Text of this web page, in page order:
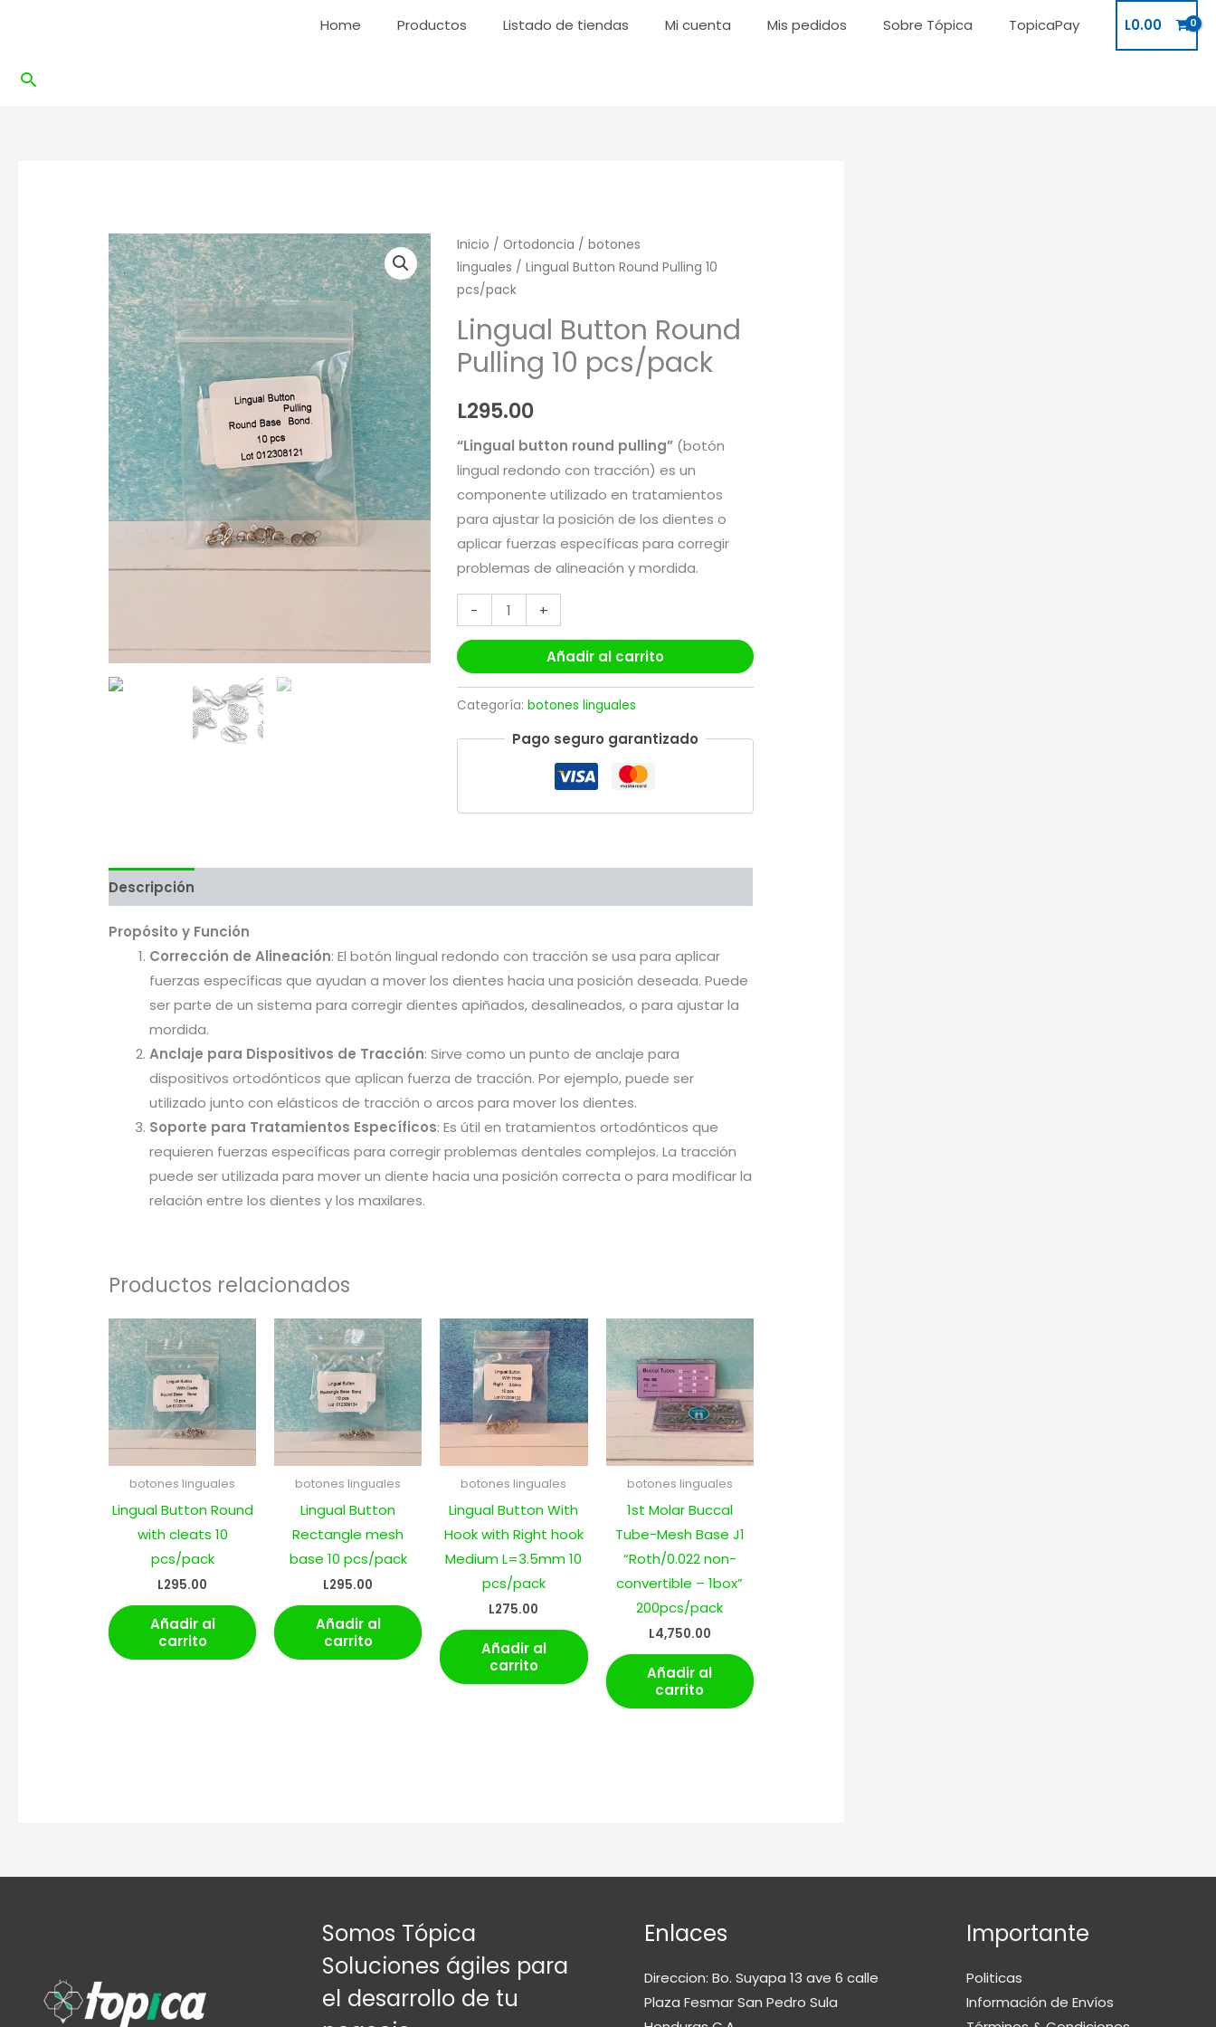
Home Productos Listado de tiendas Mi cuenta Mis pedidos Sobre Tópica TopicaPay L0.00
Buscar
Inicio / Ortodoncia / botones
linguales / Lingual Button Round Pulling 10
pcs/pack
Lingual Button Round
Pulling 10 pcs/pack
L295.00
“Lingual button round pulling”(botón
lingual redondo con tracción) es un
componente utilizado en tratamientos
para ajustar la posición de los dientes o
aplicar fuerzas específicas para corregir
problemas de alineación y mordida.
-
Lingual
Button
Round
Pulling
10
pcs/pack
+
Añadir al carrito
Categoría: botones linguales
Pago seguro garantizado
Descripción
Propósito y Función
Corrección de Alineación: El botón lingual redondo con tracción se usa para aplicar
fuerzas específicas que ayudan a mover los dientes hacia una posición deseada. Puede
ser parte de un sistema para corregir dientes apiñados, desalineados, o para ajustar la
mordida.
Anclaje para Dispositivos de Tracción: Sirve como un punto de anclaje para
dispositivos ortodónticos que aplican fuerza de tracción. Por ejemplo, puede ser
utilizado junto con elásticos de tracción o arcos para mover los dientes.
Soporte para Tratamientos Específicos: Es útil en tratamientos ortodónticos que
requieren fuerzas específicas para corregir problemas dentales complejos. La tracción
puede ser utilizada para mover un diente hacia una posición correcta o para modificar la
relación entre los dientes y los maxilares.
Productos relacionados
botones linguales
Lingual Button Round
with cleats 10
pcs/pack
L295.00
Añadir al
carrito
botones linguales
Lingual Button
Rectangle mesh
base 10 pcs/pack
L295.00
Añadir al
carrito
botones linguales
Lingual Button With
Hook with Right hook
Medium L=3.5mm 10
pcs/pack
L275.00
Añadir al
carrito
botones linguales
1st Molar Buccal
Tube-Mesh Base J1
“Roth/0.022 non-
convertible – 1box”
200pcs/pack
L4,750.00
Añadir al
carrito
Somos Tópica
Soluciones ágiles para
el desarrollo de tu
Enlaces
Direccion: Bo. Suyapa 13 ave 6 calle
Plaza Fesmar San Pedro Sula
Importante
Politicas
Información de Envíos